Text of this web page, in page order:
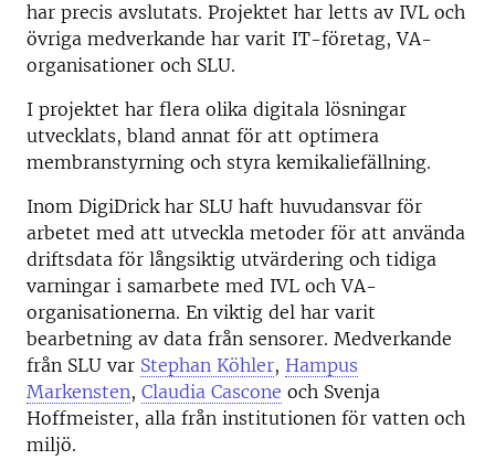
har precis avslutats. Projektet har letts av IVL och
övriga medverkande har varit IT-företag, VA-
organisationer och SLU.
I projektet har flera olika digitala lösningar
utvecklats, bland annat för att optimera
membranstyrning och styra kemikaliefällning.
Inom DigiDrick har SLU haft huvudansvar för
arbetet med att utveckla metoder för att använda
driftsdata för långsiktig utvärdering och tidiga
varningar i samarbete med IVL och VA-
organisationerna. En viktig del har varit
bearbetning av data från sensorer. Medverkande
från SLU var Stephan Köhler, Hampus
Markensten, Claudia Cascone och Svenja
Hoffmeister, alla från institutionen för vatten och
miljö.